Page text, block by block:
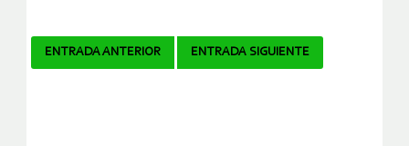
Navegador
ENTRADA ANTERIOR ENTRADA SIGUIENTE